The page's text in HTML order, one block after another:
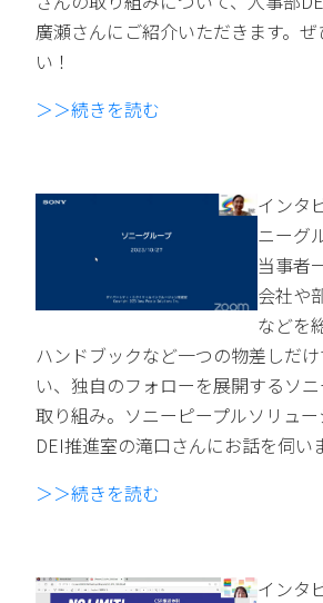
廣瀬さんにご紹介いただきます。
い！
＞＞続きを読む
インタ
ニーグ
当事者
会社や
などを
ハンドブックなど一つの物差しだ
い、独自のフォローを展開するソ
取り組み。ソニーピープルソリュ
DEI推進室の滝口さんにお話を伺い
＞＞続きを読む
インタ